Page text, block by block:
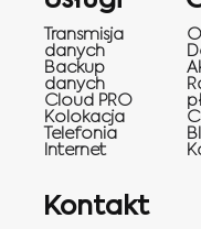
Transmisja
danych
Backup
danych
Cloud PRO
Kolokacja
Telefonia
Internet
Kontakt